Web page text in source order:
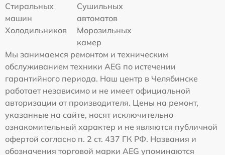
Стиральных
машин
Сушильных
автоматов
Холодильников
Морозильных
камер
Мы занимаемся ремонтом и техническим
обслуживанием техники AEG по истечении
гарантийного периода. Наш центр в Челябинске
работает независимо и не имеет официальной
авторизации от производителя. Цены на ремонт,
указанные на сайте, носят исключительно
ознакомительный характер и не являются публичной
офертой согласно п. 2 ст. 437 ГК РФ. Названия и
обозначения торговой марки AEG упоминаются